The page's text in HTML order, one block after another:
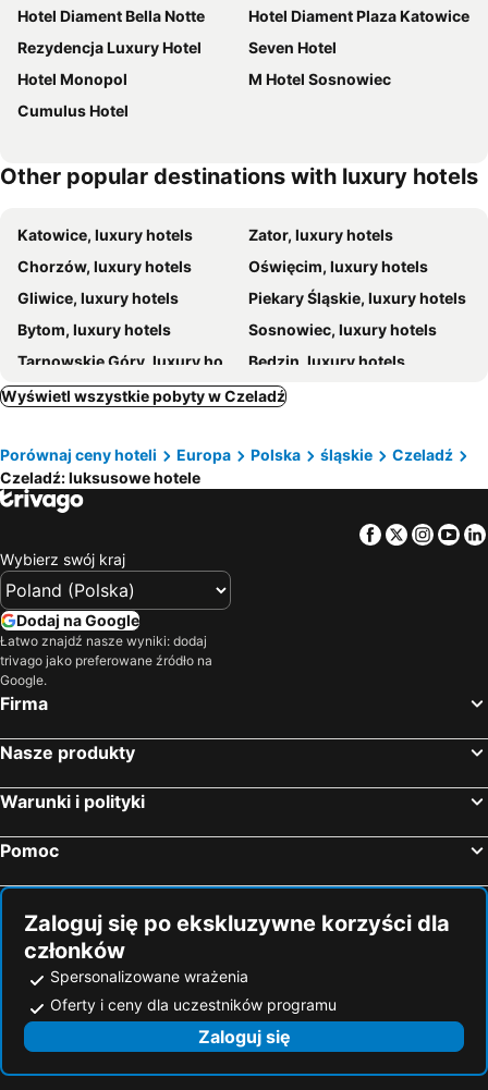
Hotel Diament Bella Notte
Hotel Diament Plaza Katowice
Rezydencja Luxury Hotel
Seven Hotel
Hotel Monopol
M Hotel Sosnowiec
Cumulus Hotel
Other popular destinations with luxury hotels
Katowice, luxury hotels
Zator, luxury hotels
Chorzów, luxury hotels
Oświęcim, luxury hotels
Gliwice, luxury hotels
Piekary Śląskie, luxury hotels
Bytom, luxury hotels
Sosnowiec, luxury hotels
Tarnowskie Góry, luxury hotels
Będzin, luxury hotels
Pszczyna, luxury hotels
Rybnik, luxury hotels
Żarki, luxury hotels
Zabrze, luxury hotels
Bolesław, luxury hotels
Krzeszowice, luxury hotels
Pawłowice, luxury hotels
Wyświetl wszystkie pobyty w Czeladź
Porównaj ceny hoteli Europa Polska śląskie
Czeladź
Czeladź: luksusowe hotele
Facebook
Twitter
Wybierz swój kraj
Dodaj na Google
Łatwo znajdź nasze wyniki: dodaj
trivago jako preferowane źródło na
Google.
Firma
Nasze produkty
Warunki i polityki
Pomoc
Zaloguj się po ekskluzywne korzyści dla
członków
Spersonalizowane wrażenia
Oferty i ceny dla uczestników programu
Zaloguj się